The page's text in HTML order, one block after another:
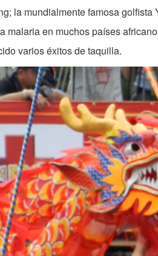
la mundialmente famosa
malaria en muchos países
varios éxitos de taquilla.